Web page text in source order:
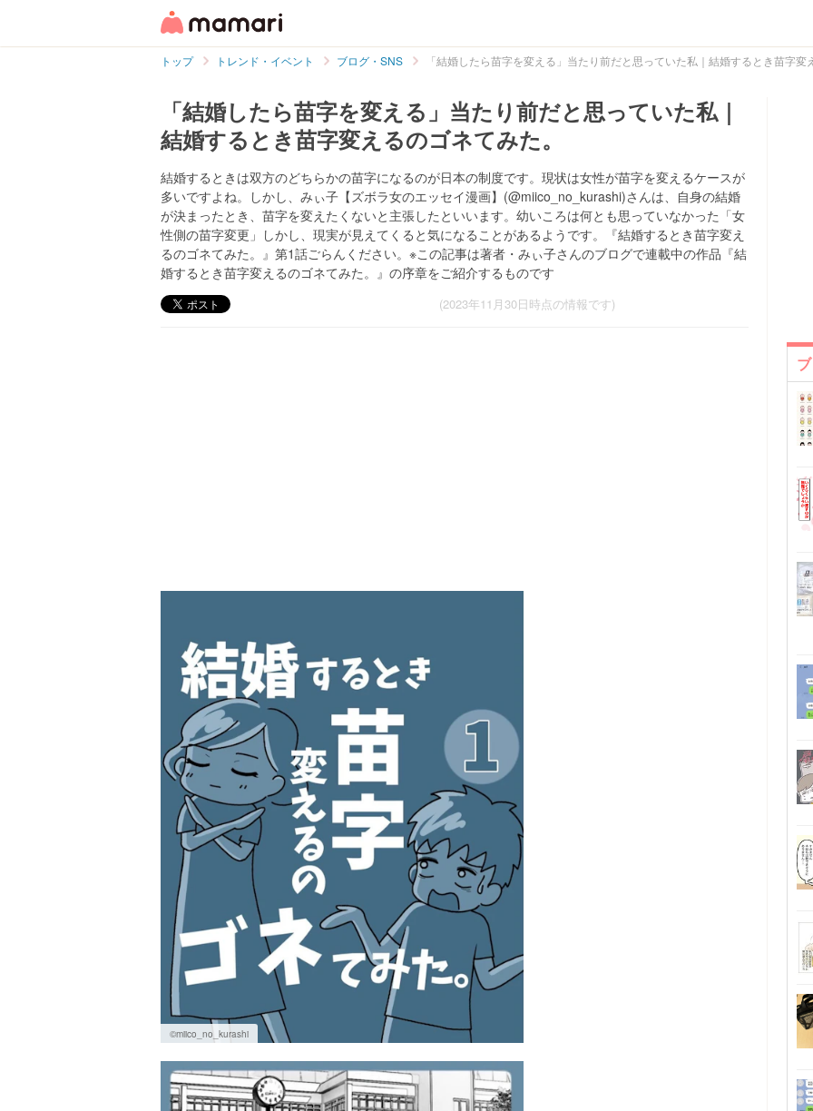
トップ トレンド・イベント ブログ・SNS 「結婚したら苗字を変える」当たり前だと思っていた私｜結婚するとき苗字変
「結婚したら苗字を変える」当たり前だと思っていた私｜
結婚するとき苗字変えるのゴネてみた。
結婚するときは双方のどちらかの苗字になるのが日本の制度です。現状は女性が苗字を変えるケースが
多いですよね。しかし、みぃ子【ズボラ女のエッセイ漫画】(@miico_no_kurashi)さんは、自身の結婚
が決まったとき、苗字を変えたくないと主張したといいます。幼いころは何とも思っていなかった「女
性側の苗字変更」しかし、現実が見えてくると気になることがあるようです。『結婚するとき苗字変え
るのゴネてみた。』第1話ごらんください。※この記事は著者・みぃ子さんのブログで連載中の作品『結
婚するとき苗字変えるのゴネてみた。』の序章をご紹介するものです
(2023年11月30日時点の情報です)
©miico_no_kurashi